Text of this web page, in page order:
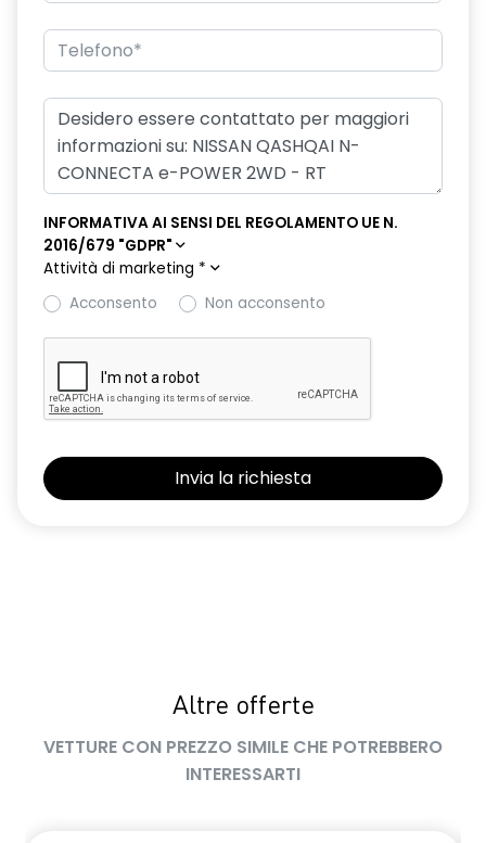
INFORMATIVA AI SENSI DEL REGOLAMENTO UE N.
2016/679 "GDPR"
Attività di marketing *
Acconsento
Non acconsento
Altre offerte
VETTURE CON PREZZO SIMILE CHE POTREBBERO
INTERESSARTI